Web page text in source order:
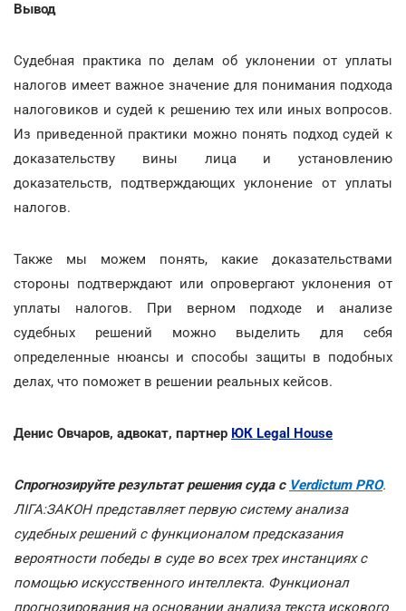
Вывод
Судебная практика по делам об уклонении от уплаты
налогов имеет важное значение для понимания подхода
налоговиков и судей к решению тех или иных вопросов.
Из приведенной практики можно понять подход судей к
доказательству вины лица и установлению
доказательств, подтверждающих уклонение от уплаты
налогов.
Также мы можем понять, какие доказательствами
стороны подтверждают или опровергают уклонения от
уплаты налогов. При верном подходе и анализе
судебных решений можно выделить для себя
определенные нюансы и способы защиты в подобных
делах, что поможет в решении реальных кейсов.
Денис Овчаров, адвокат, партнер ЮК Legal House
Спрогнозируйте результат решения суда с Verdictum PRO.
ЛІГА:ЗАКОН представляет первую систему анализа
судебных решений с функционалом предсказания
вероятности победы в суде во всех трех инстанциях с
помощью искусственного интеллекта. Функционал
прогнозирования на основании анализа текста искового